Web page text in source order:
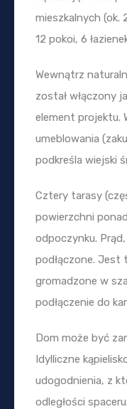
mieszkalnych (ok.
12 pokoi, 6
Wewnątrz
został włączony
element projektu.
umeblowania
podkreśla wiejski
Cztery tarasy
powierzchni
odpoczynku.
podłączone. Jest
gromadzone w
podłączenie do
Dom może być
Idylliczne
udogodnienia, z
odległości